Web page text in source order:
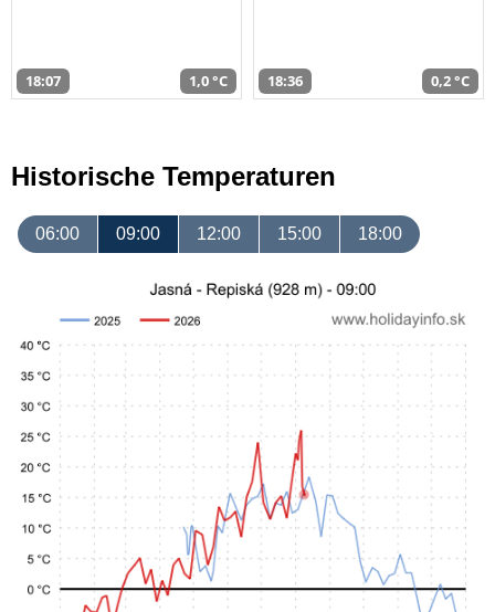
18:07 1,0 °C 18:36 0,2 °C
Historische Temperaturen
06:00 09:00 12:00 15:00 18:00